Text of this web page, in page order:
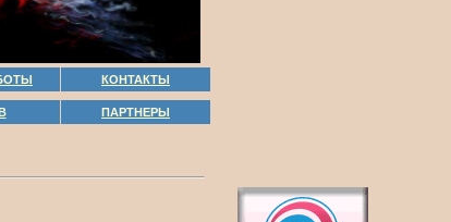
КОНТАКТЫ
ПАРТНЕРЫ